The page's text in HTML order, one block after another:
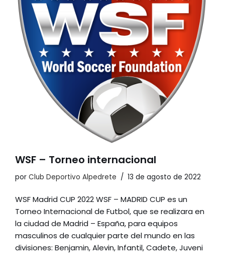
WSF – Torneo internacional
por Club Deportivo Alpedrete 13 de agosto de 2022
WSF Madrid CUP 2022 WSF – MADRID CUP es un
Torneo Internacional de Futbol, que se realizara en
la ciudad de Madrid – España, para equipos
masculinos de cualquier parte del mundo en las
divisiones: Benjamin, Alevin, Infantil, Cadete, Juveni